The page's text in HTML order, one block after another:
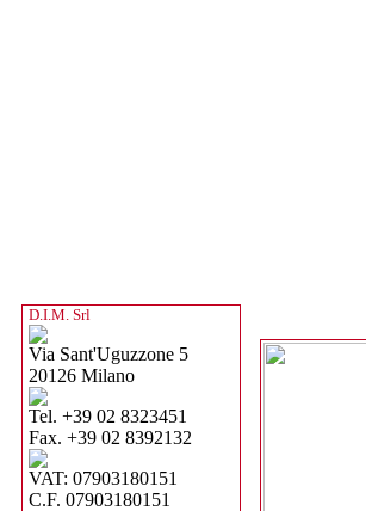
D.I.M. Srl
Via Sant'Uguzzone 5
20126 Milano
Tel. +39 02 8323451
Fax. +39 02 8392132
VAT: 07903180151
C.F. 07903180151